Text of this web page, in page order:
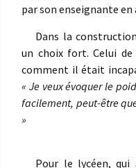
par son enseignante en
Dans la
un choix fort. Celui
comment il était
« Je veux évoquer le
facilement, peut-être
»
Pour le lycéen, qui